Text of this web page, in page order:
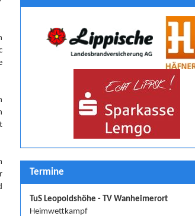
Termine
TuS Leopoldshöhe - TV Wanheimerort
Heimwettkampf